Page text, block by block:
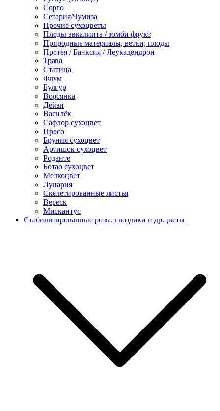
Сорго
Сетария/Чумиза
Прочие сухоцветы
Плоды эвкалипта / зомби фрукт
Природные материалы, ветки, плоды
Протея / Банксия / Леукадендрон
Трава
Статица
Флум
Булгур
Ворсянка
Дейзи
Василёк
Сафлор сухоцвет
Просо
Бруния сухоцвет
Артишок сухоцвет
Роданте
Ботао сухоцвет
Мелкоцвет
Лунария
Скелетированные листья
Вереск
Мискантус
Стабилизированные розы, гвоздики и др.цветы